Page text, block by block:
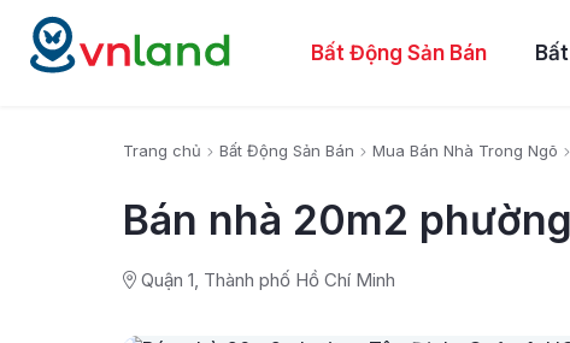
Bất Động Sản Bán
Trang chủ Bất Động Sản Bán Mua Bán Nhà Trong Ngõ
Bán nhà 20m2
Quận 1, Thành phố Hồ Chí Minh